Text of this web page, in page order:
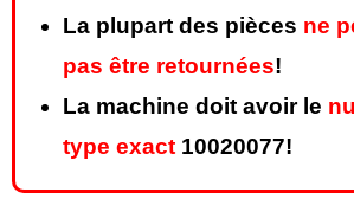
La plupart des pièces ne
pas être retournées!
La machine doit avoir le
type exact 10020077!